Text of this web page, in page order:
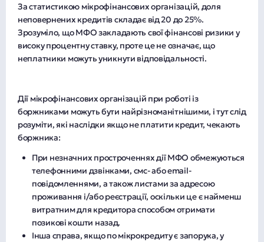
За статистикою мікрофінансових організацій, доля
неповернених кредитів складає від 20 до 25%.
Зрозуміло, що МФО закладають свої фінансові ризики у
високу процентну ставку, проте це не означає, що
неплатники можуть уникнути відповідальності.
Дії мікрофінансових організацій при роботі із
боржниками можуть бути найрізноманітнішими, і тут слід
розуміти, які наслідки якщо не платити кредит, чекають
боржника:
При незначних простроченнях дії МФО обмежуються
телефонними дзвінками, смс- або email-
повідомленнями, а також листами за адресою
проживання і/або реєстрації, оскільки це є найменш
витратним для кредитора способом отримати
позикові кошти назад.
Інша справа, якщо по мікрокредиту є запорука, у